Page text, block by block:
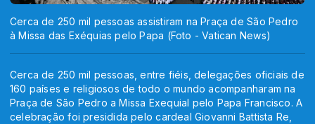
Cerca de 250 mil pessoas assistiram na Praça de São Pedro
à Missa das Exéquias pelo Papa (Foto - Vatican News)
Cerca de 250 mil pessoas, entre fiéis, delegações oficiais de
160 países e religiosos de todo o mundo acompanharam na
Praça de São Pedro a Missa Exequial pelo Papa Francisco. A
celebração foi presidida pelo cardeal Giovanni Battista Re,